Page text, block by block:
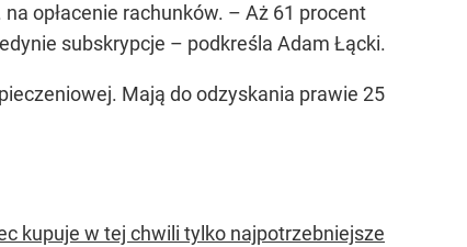
opłacenie rachunków. – Aż 61 procent
subskrypcje – podkreśla Adam Łącki.
Mają do odzyskania prawie 25
kupuje w tej chwili tylko najpotrzebniejsze